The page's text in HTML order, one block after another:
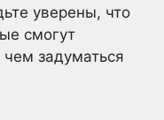
уверены, что
смогут
задуматься